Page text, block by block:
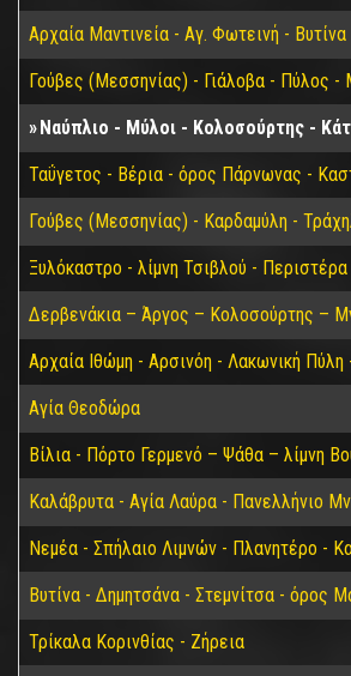
Αρχαία Μαντινεία - Αγ. Φωτεινή -
Γούβες (Μεσσηνίας) - Γιάλοβα - Πύλος
Ναύπλιο - Μύλοι - Κολοσούρτης -
Ταΰγετος - Βέρια - όρος Πάρνωνας -
Γούβες (Μεσσηνίας) - Καρδαμύλη -
Ξυλόκαστρο - λίμνη Τσιβλού - Περιστέρα
Δερβενάκια – Άργος – Κολοσούρτης –
Αρχαία Ιθώμη - Αρσινόη - Λακωνική
Αγία Θεοδώρα
Βίλια - Πόρτο Γερμενό – Ψάθα – λίμνη
Καλάβρυτα - Αγία Λαύρα - Πανελλήνιο
Νεμέα - Σπήλαιο Λιμνών - Πλανητέρο -
Βυτίνα - Δημητσάνα - Στεμνίτσα - όρος
Τρίκαλα Κορινθίας - Ζήρεια